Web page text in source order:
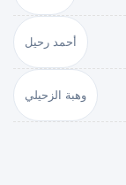
أحمد رحيل
وهبة الزحيلي